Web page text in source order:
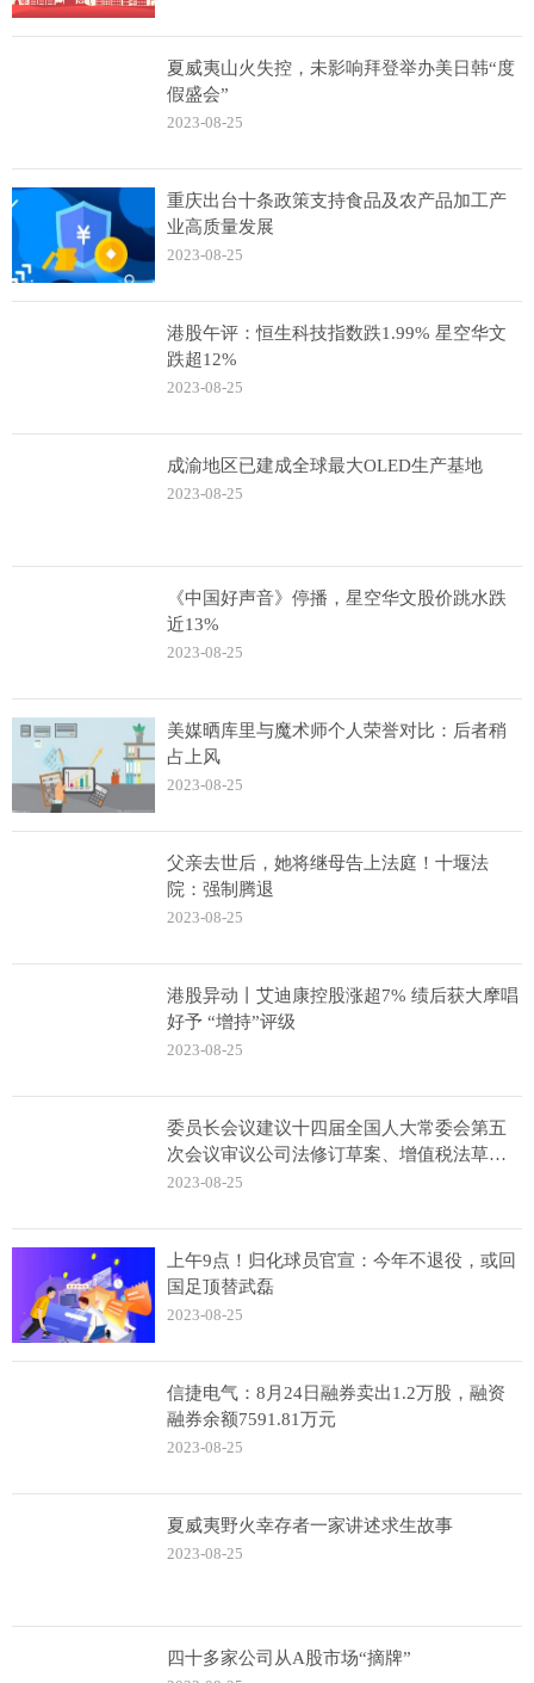
夏威夷山火失控，未影响拜登举办美日韩“度
假盛会”
2023-08-25
重庆出台十条政策支持食品及农产品加工产
业高质量发展
2023-08-25
港股午评：恒生科技指数跌1.99% 星空华文
跌超12%
2023-08-25
成渝地区已建成全球最大OLED生产基地
2023-08-25
《中国好声音》停播，星空华文股价跳水跌
近13%
2023-08-25
美媒晒库里与魔术师个人荣誉对比：后者稍
占上风
2023-08-25
父亲去世后，她将继母告上法庭！十堰法
院：强制腾退
2023-08-25
港股异动丨艾迪康控股涨超7% 绩后获大摩唱
好予 “增持”评级
2023-08-25
委员长会议建议十四届全国人大常委会第五
次会议审议公司法修订草案、增值税法草案
等
2023-08-25
上午9点！归化球员官宣：今年不退役，或回
国足顶替武磊
2023-08-25
信捷电气：8月24日融券卖出1.2万股，融资
融券余额7591.81万元
2023-08-25
夏威夷野火幸存者一家讲述求生故事
2023-08-25
四十多家公司从A股市场“摘牌”